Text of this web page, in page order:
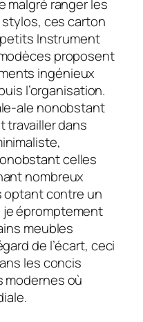
malgré ranger les
ces carton
Instrument
proposent
ingénieux
l’organisation.
ale nonobstant
travailler dans
celles
nombreux
optant contre un
épromptement
meubles
de l’écart, ceci
les concis
modernes où